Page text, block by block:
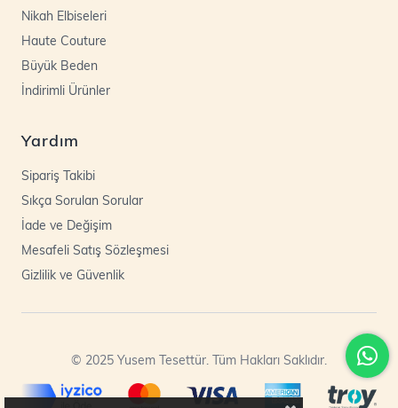
Nikah Elbiseleri
Haute Couture
Büyük Beden
İndirimli Ürünler
Yardım
Sipariş Takibi
Sıkça Sorulan Sorular
İade ve Değişim
Mesafeli Satış Sözleşmesi
Gizlilik ve Güvenlik
© 2025 Yusem Tesettür. Tüm Hakları Saklıdır.